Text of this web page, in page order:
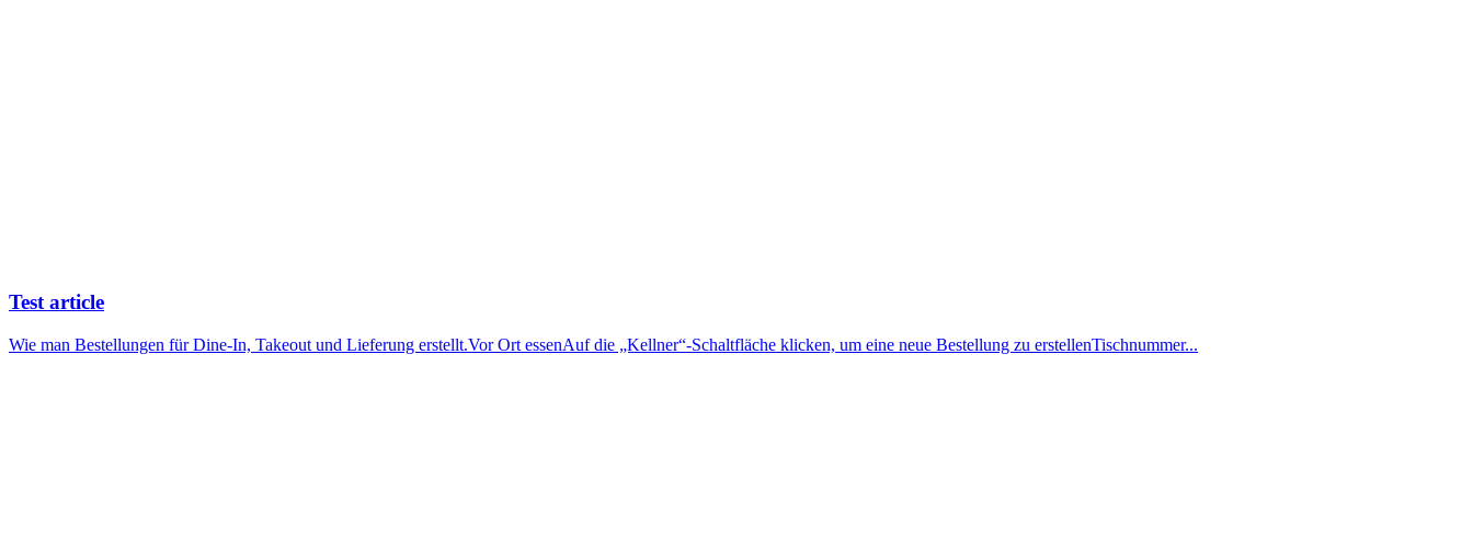
Test article
Wie man Bestellungen für Dine-In, Takeout und Lieferung erstellt.Vor Ort essenAuf die „Kellner“-Schaltfläche klicken, um eine neue Bestellung zu erstellenTischnummer...